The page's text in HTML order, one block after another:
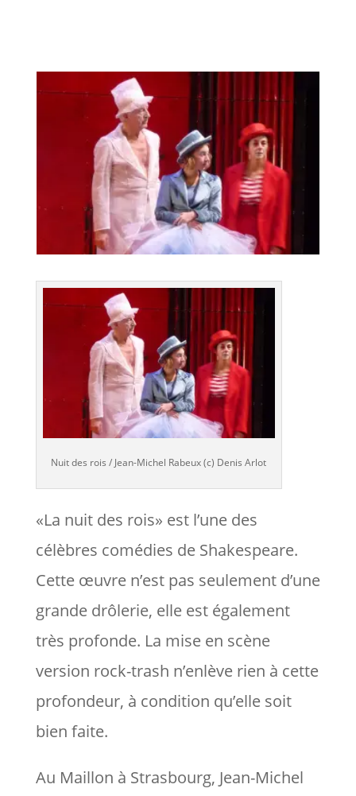
Nuit des rois / Jean-Michel Rabeux (c) Denis Arlot
«La nuit des rois» est l’une des
célèbres comédies de Shakespeare.
Cette œuvre n’est pas seulement d’une
grande drôlerie, elle est également
très profonde. La mise en scène
version rock-trash n’enlève rien à cette
profondeur, à condition qu’elle soit
bien faite.
Au Maillon à Strasbourg, Jean-Michel